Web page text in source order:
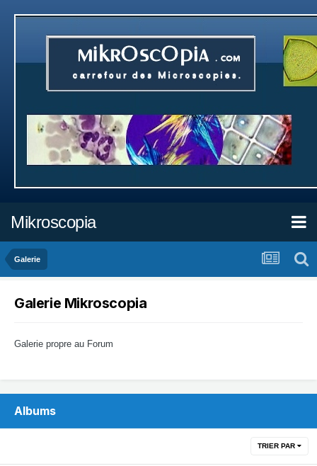
Mikroscopia
Galerie
Galerie Mikroscopia
Galerie propre au Forum
Albums
TRIER PAR